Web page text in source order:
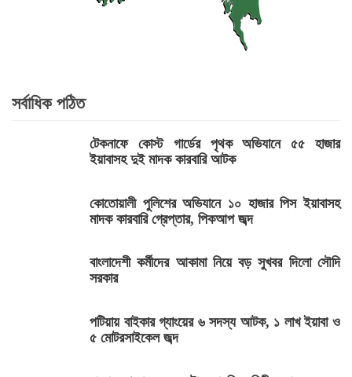
সর্বাধিক পঠিত
টেকনাফে কোস্ট গার্ডের পৃথক অভিযানে ৫৫ হাজার
ইয়াবাসহ দুই মাদক কারবারি আটক
কোতোয়ালী পুলিশের অভিযানে ১০ হাজার পিস ইয়াবাসহ
মাদক কারবারি গ্রেপ্তার, পিকআপ জব্দ
বাংলাদেশী কর্মীদের আকামা নিয়ে বড় সুখবর দিলো সৌদি
সরকার
পটিয়ায় বাইকার গ্যাংয়ের ৬ সদস্য আটক, ১ লাখ ইয়াবা ও
৫ মোটরসাইকেল জব্দ